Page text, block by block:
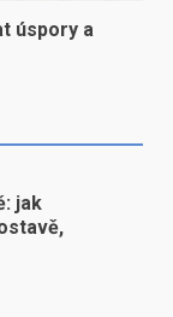
úspory a
jak